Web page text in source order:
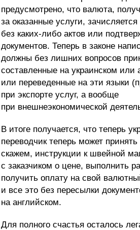
предусмотрено, что валюта,
за оказанные услуги,
без каких-либо актов или
документов. Теперь в законе
должны без лишних вопросов
составленные на украинском или
или переведенные на эти языки
при экспорте услуг, а вообще
при внешнеэкономической
В итоге получается, что теперь
переводчик теперь может принять
скажем, инструкции к швейной
с заказчиком о цене, выполнить
получить оплату на свой
и все это без пересылки
на английском.
Для полного счастья осталось